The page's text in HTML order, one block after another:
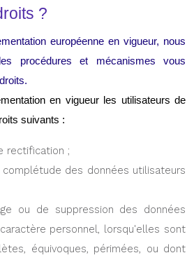
?
européenne en vigueur, nous
procédures et mécanismes vous
en vigueur les utilisateurs de
suivants :
rectification ;
des données utilisateurs
ou de suppression des données
personnel, lorsqu'elles sont
équivoques, périmées, ou dont